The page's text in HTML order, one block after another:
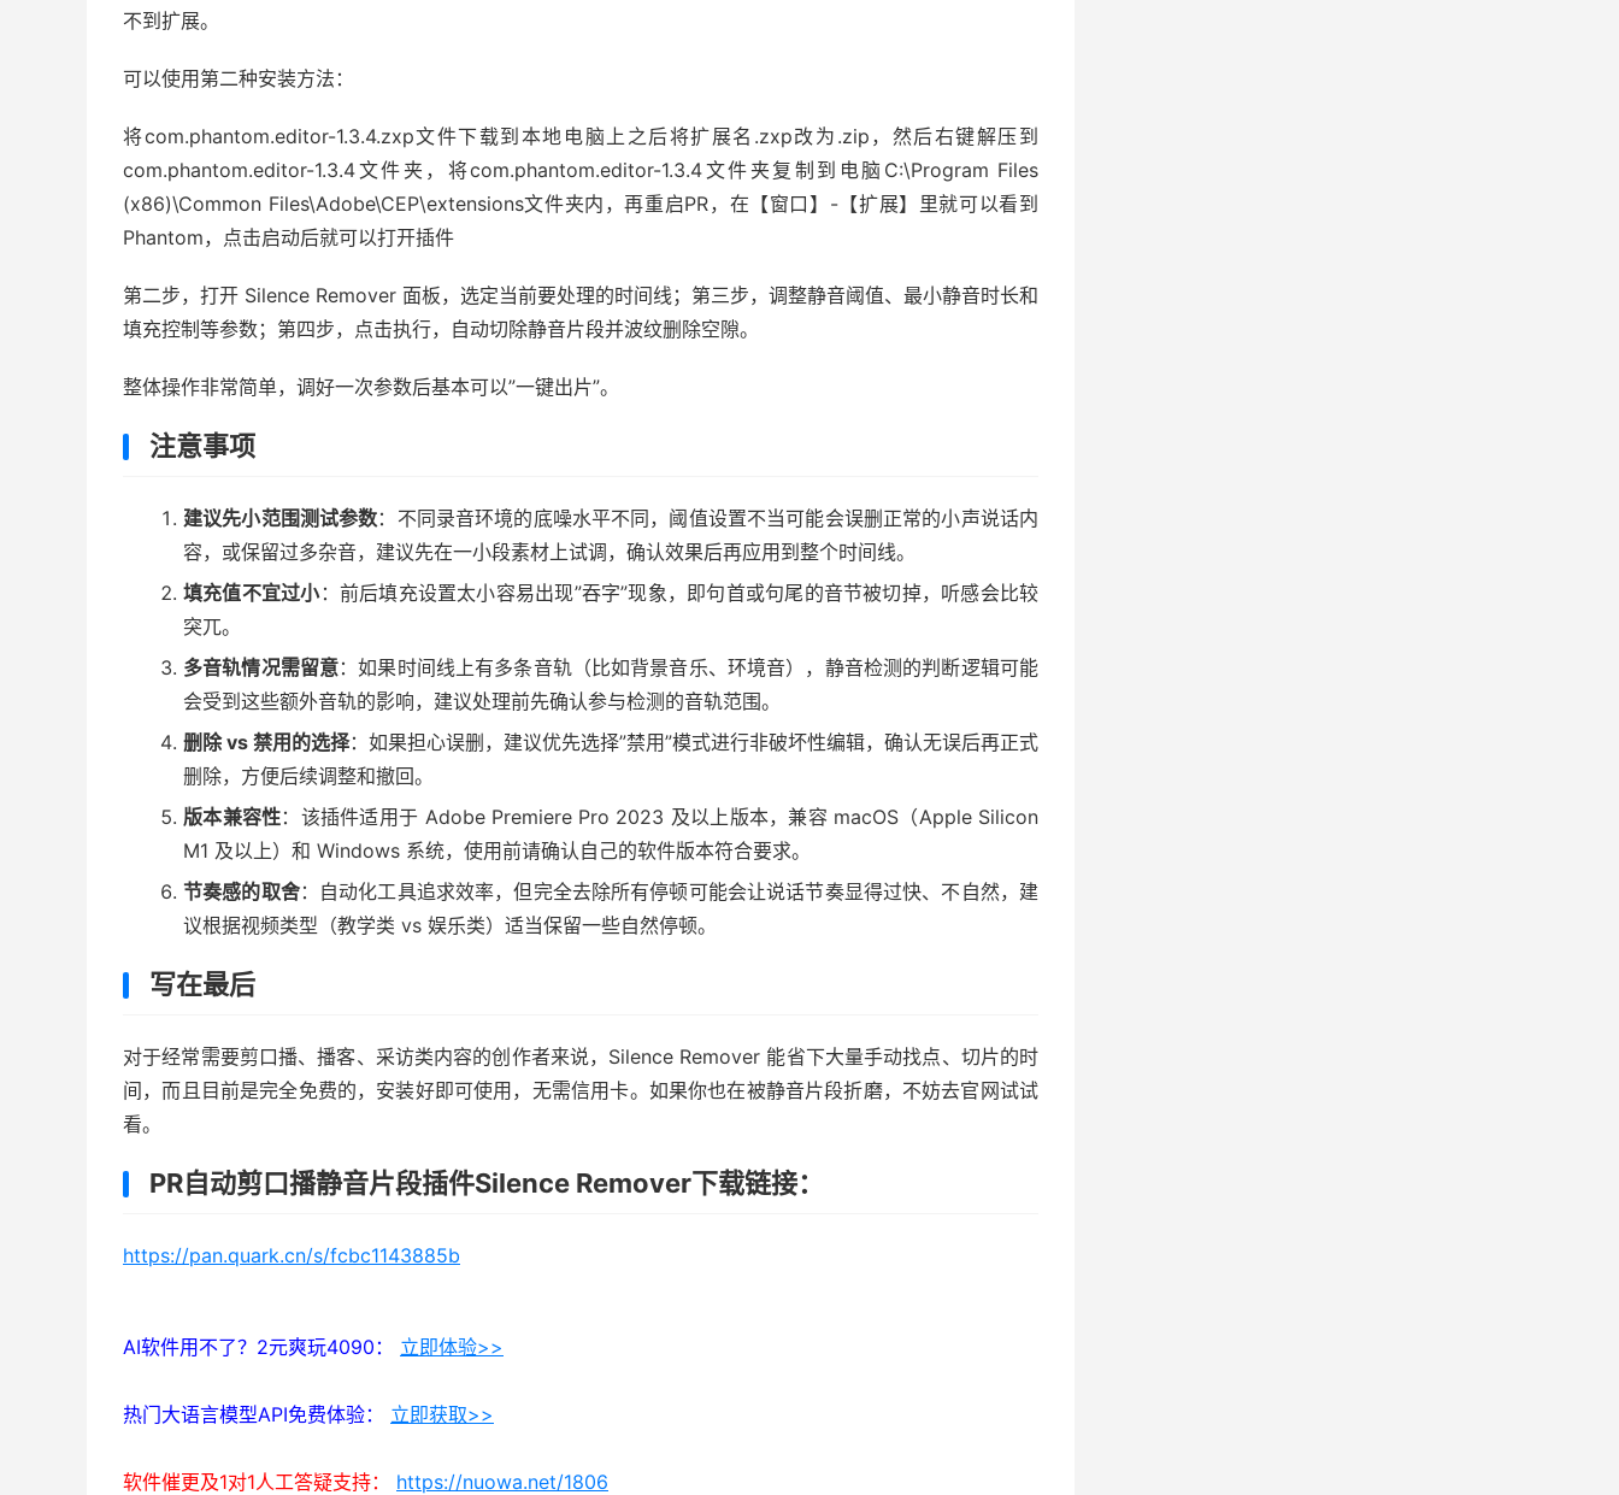
不到扩展。
可以使用第二种安装方法：
将com.phantom.editor-1.3.4.zxp文件下载到本地电脑上之后将扩展名.zxp改为.zip，然后右键解压到
com.phantom.editor-1.3.4文件夹，将com.phantom.editor-1.3.4文件夹复制到电脑C:\Program Files
(x86)\Common Files\Adobe\CEP\extensions文件夹内，再重启PR，在【窗口】-【扩展】里就可以看到
Phantom，点击启动后就可以打开插件
第二步，打开 Silence Remover 面板，选定当前要处理的时间线；第三步，调整静音阈值、最小静音时长和
填充控制等参数；第四步，点击执行，自动切除静音片段并波纹删除空隙。
整体操作非常简单，调好一次参数后基本可以”一键出片”。
注意事项
建议先小范围测试参数：不同录音环境的底噪水平不同，阈值设置不当可能会误删正常的小声说话内
容，或保留过多杂音，建议先在一小段素材上试调，确认效果后再应用到整个时间线。
填充值不宜过小：前后填充设置太小容易出现”吞字”现象，即句首或句尾的音节被切掉，听感会比较
突兀。
多音轨情况需留意：如果时间线上有多条音轨（比如背景音乐、环境音），静音检测的判断逻辑可能
会受到这些额外音轨的影响，建议处理前先确认参与检测的音轨范围。
删除 vs 禁用的选择：如果担心误删，建议优先选择”禁用”模式进行非破坏性编辑，确认无误后再正式
删除，方便后续调整和撤回。
版本兼容性：该插件适用于 Adobe Premiere Pro 2023 及以上版本，兼容 macOS（Apple Silicon
M1 及以上）和 Windows 系统，使用前请确认自己的软件版本符合要求。
节奏感的取舍：自动化工具追求效率，但完全去除所有停顿可能会让说话节奏显得过快、不自然，建
议根据视频类型（教学类 vs 娱乐类）适当保留一些自然停顿。
写在最后
对于经常需要剪口播、播客、采访类内容的创作者来说，Silence Remover 能省下大量手动找点、切片的时
间，而且目前是完全免费的，安装好即可使用，无需信用卡。如果你也在被静音片段折磨，不妨去官网试试
看。
PR自动剪口播静音片段插件Silence Remover下载链接：
https://pan.quark.cn/s/fcbc1143885b
AI软件用不了？2元爽玩4090： 立即体验>>
热门大语言模型API免费体验： 立即获取>>
软件催更及1对1人工答疑支持： https://nuowa.net/1806